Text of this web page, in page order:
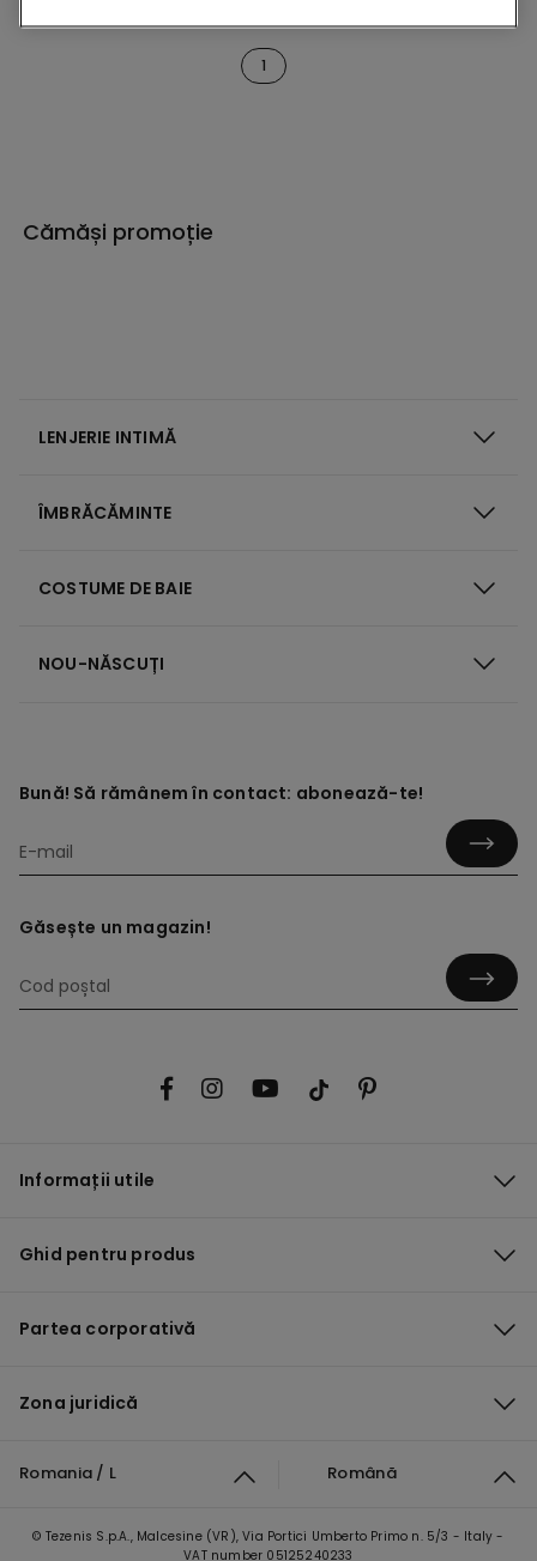
1
Cămăși promoție
LENJERIE INTIMĂ
ÎMBRĂCĂMINTE
COSTUME DE BAIE
NOU-NĂSCUȚI
Bună! Să rămânem în contact: abonează-te!
Găsește un magazin!
Informații utile
Ghid pentru produs
Partea corporativă
Zona juridică
Romania / L Română
© Tezenis S.p.A., Malcesine (VR), Via Portici Umberto Primo n. 5/3 - Italy -
VAT number 05125240233